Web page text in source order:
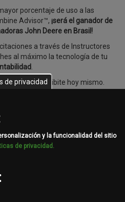
porcentaje de uso a las
Advisor™, ¡será el ganador de
John Deere en Brasil!
a través de Instructores
al máximo la tecnología de tu
cosecha! Inscribite hoy mismo.
final: 12/07/24
de privacidad
y la funcionalidad del sitio
de privacidad.